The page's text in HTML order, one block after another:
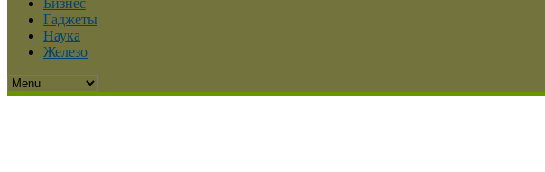
Бизнес
Гаджеты
Наука
Железо